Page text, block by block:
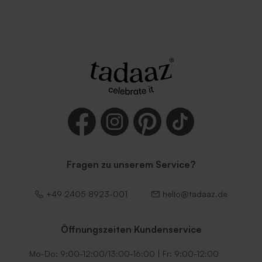
Lila Umschlag
Dunkelgrüner Umschlag
Umschlag mit
selbstklebender
Fragen zu unserem Service?
+49 2405 8923-001 hello@tadaaz.de
Öffnungszeiten Kundenservice
Mo-Do: 9:00-12:00/13:00-16:00 | Fr: 9:00-12:00